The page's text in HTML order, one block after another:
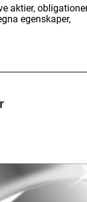
aktier,
egenskaper,